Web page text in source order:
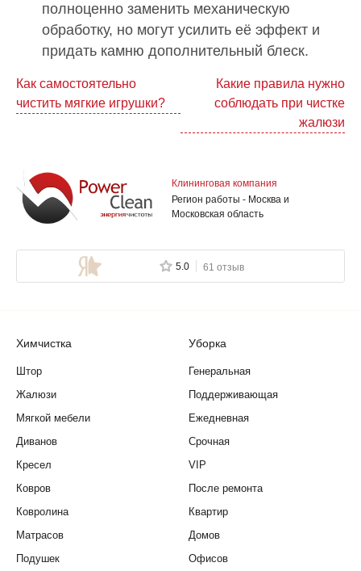
полноценно заменить механическую
обработку, но могут усилить её эффект и
придать камню дополнительный блеск.
Навигация
по
Как самостоятельно
чистить мягкие игрушки?
Какие правила нужно
соблюдать при чистке
жалюзи
Клининговая компания
Регион работы - Москва и
Московская область
5.0 61 отзыв
Химчистка
Штор
Жалюзи
Мягкой мебели
Диванов
Кресел
Ковров
Ковролина
Матрасов
Подушек
Уборка
Генеральная
Поддерживающая
Ежедневная
Срочная
VIP
После ремонта
Квартир
Домов
Офисов